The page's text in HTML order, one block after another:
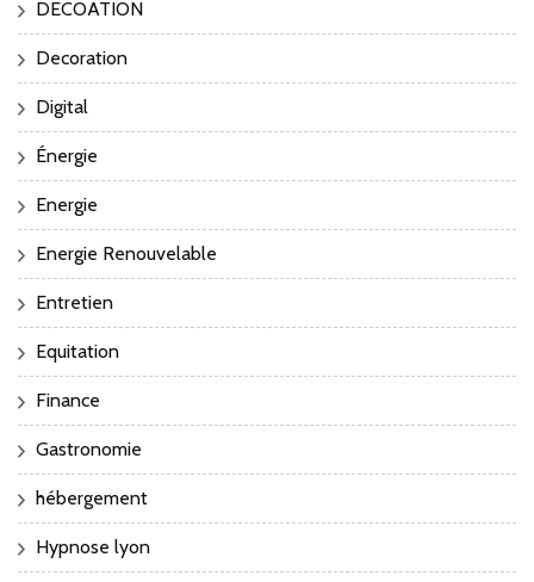
DECOATION
Decoration
Digital
Énergie
Energie
Energie Renouvelable
Entretien
Equitation
Finance
Gastronomie
hébergement
Hypnose lyon